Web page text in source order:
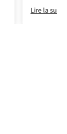
bouffante,
Lire la suite